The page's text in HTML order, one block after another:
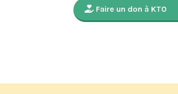
Faire un don à KTO